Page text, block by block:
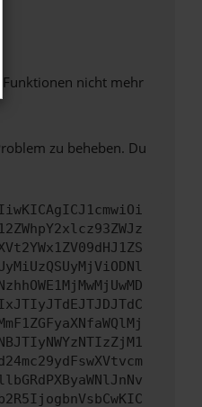
nicht mehr
zu beheben. Du